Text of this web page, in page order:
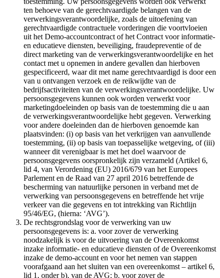
ten behoeve van de gerechtvaardigde belangen van de
verwerkingsverantwoordelijke, zoals de uitoefening van
gerechtvaardigde contractuele vorderingen die voortvloeien
uit het Demo-accountcontract of het Contract voor informatie-
en educatieve diensten, beveiliging, fraudepreventie of de
direct marketing van de verwerkingsverantwoordelijke en het
contact met u opnemen in andere gevallen dan hierboven
gespecificeerd, waar dit met name gerechtvaardigd is door een
van u ontvangen verzoek en de reikwijdte van de
bedrijfsactiviteiten van de verwerkingsverantwoordelijke. Uw
persoonsgegevens kunnen ook worden verwerkt voor
marketingdoeleinden op basis van de toestemming die u aan
de verwerkingsverantwoordelijke hebt gegeven. Verwerking
voor andere doeleinden dan de hierboven genoemde kan
plaatsvinden: (i) op basis van het verkrijgen van aanvullende
toestemming, (ii) op basis van toepasselijke wetgeving, of (iii)
wanneer dit verenigbaar is met het doel waarvoor de
persoonsgegevens oorspronkelijk zijn verzameld (Artikel 6,
lid 4, van Verordening (EU) 2016/679 van het Europees
Parlement en de Raad van 27 april 2016 betreffende de
bescherming van natuurlijke personen in verband met de
verwerking van persoonsgegevens en betreffende het vrije
verkeer van die gegevens en tot intrekking van Richtlijn
95/46/EG, (hierna: ‘AVG’).
De rechtsgrondslag voor de verwerking van uw
persoonsgegevens is: a. voor zover de verwerking
noodzakelijk is voor de uitvoering van de Overeenkomst
inzake informatie- en educatieve diensten of de Overeenkomst
inzake de demo-account en voor het nemen van stappen
voorafgaand aan het sluiten van een overeenkomst – artikel 6,
lid 1, onder b), van de AVG; b. voor zover de